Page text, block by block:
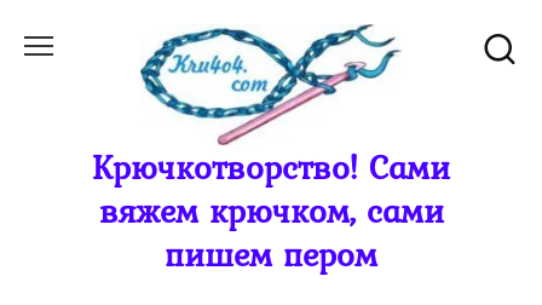
Крючкотворство! Сами
вяжем крючком, сами
пишем пером